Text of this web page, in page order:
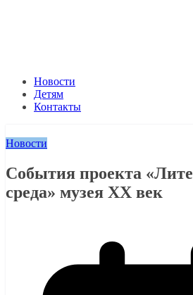
Новости
Детям
Контакты
Новости
События проекта
среда» музея ХХ век